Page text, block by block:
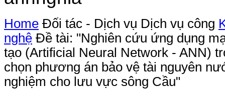
Home Đối tác - Dịch vụ Dịch vụ công
nghệ Đề tài: "Nghiên cứu ứng dụng
tạo (Artificial Neural Network - ANN)
chọn phương án bảo vệ tài nguyên
nghiệm cho lưu vực sông Cầu"